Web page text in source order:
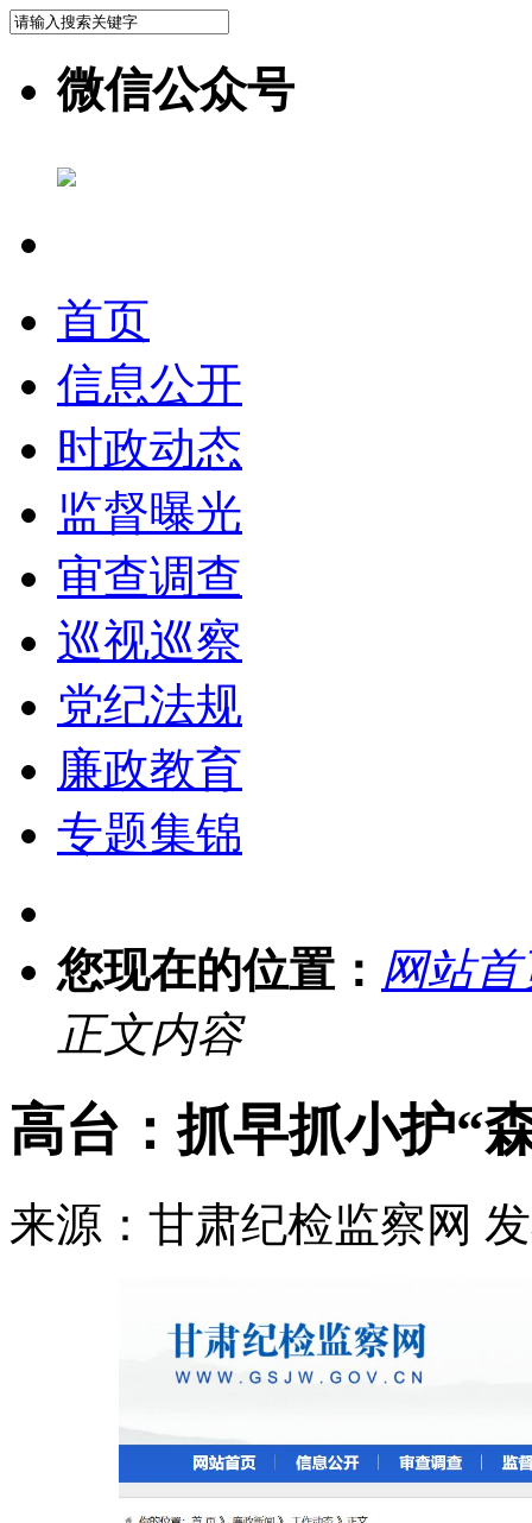
微信公众号
首页
信息公开
时政动态
监督曝光
审查调查
巡视巡察
党纪法规
廉政教育
专题集锦
您现在的位置： 网站首
正文内容
高台：抓早抓小护“
来源：甘肃纪检监察网